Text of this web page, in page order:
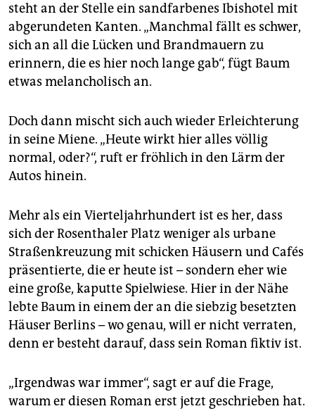
steht an der Stelle ein sandfarbenes Ibishotel mit
abgerundeten Kanten. „Manchmal fällt es schwer,
sich an all die Lücken und Brandmauern zu
erinnern, die es hier noch lange gab“, fügt Baum
etwas melancholisch an.
Doch dann mischt sich auch wieder Erleichterung
in seine Miene. „Heute wirkt hier alles völlig
normal, oder?“, ruft er fröhlich in den Lärm der
Autos hinein.
Mehr als ein Vierteljahrhundert ist es her, dass
sich der Rosenthaler Platz weniger als urbane
Straßenkreuzung mit schicken Häusern und Cafés
präsentierte, die er heute ist – sondern eher wie
eine große, kaputte Spielwiese. Hier in der Nähe
lebte Baum in einem der an die siebzig besetzten
Häuser Berlins – wo genau, will er nicht verraten,
denn er besteht darauf, dass sein Roman fiktiv ist.
„Irgendwas war immer“, sagt er auf die Frage,
warum er diesen Roman erst jetzt geschrieben hat.